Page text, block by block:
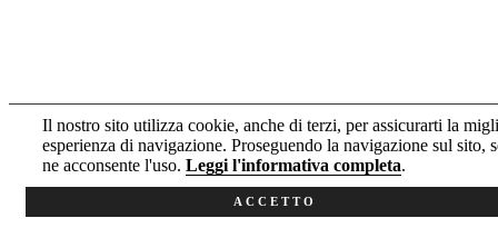
Il nostro sito utilizza cookie, anche di terzi, per assicurarti la
esperienza di navigazione. Proseguendo la navigazione sul sito,
ne acconsente l'uso. Leggi l'informativa completa.
ACCETTO